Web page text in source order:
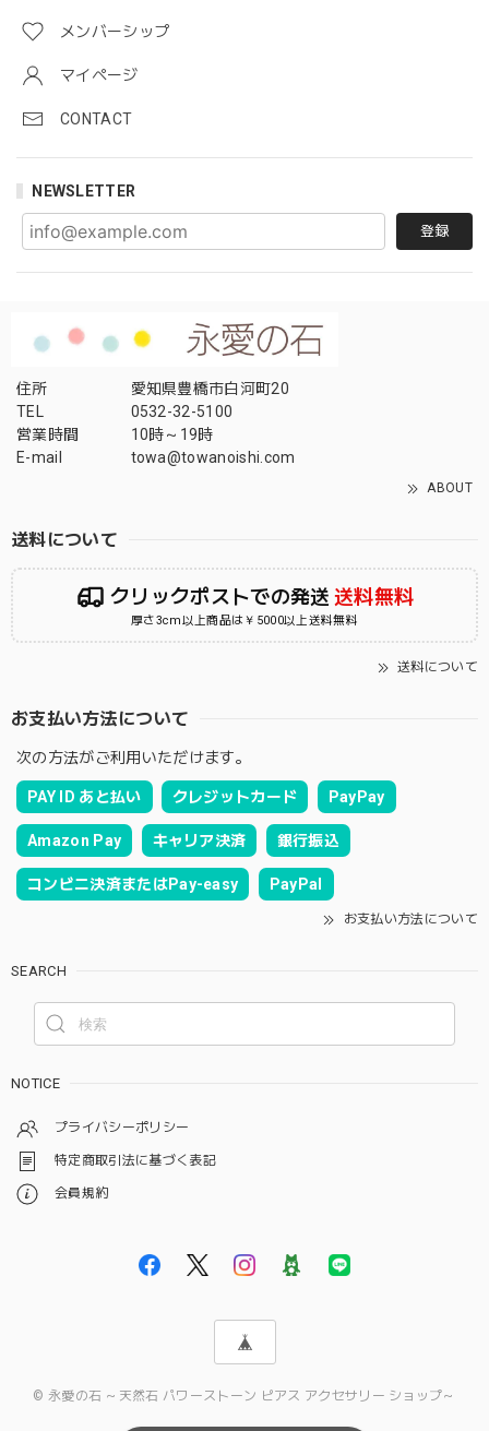
メンバーシップ
マイページ
CONTACT
NEWSLETTER
登録
住所
愛知県豊橋市白河町20
TEL
0532-32-5100
営業時間
10時～19時
E-mail
towa@towanoishi.com
ABOUT
送料について
クリックポストでの発送 送料無料
厚さ3cm以上商品は￥5000以上送料無料
送料について
お支払い方法について
次の方法がご利用いただけます。
PAY ID あと払い クレジットカード PayPay
Amazon Pay キャリア決済 銀行振込
コンビニ決済またはPay-easy PayPal
お支払い方法について
SEARCH
NOTICE
プライバシーポリシー
特定商取引法に基づく表記
会員規約
© 永愛の石 ～天然石 パワーストーン ピアス アクセサリー ショップ～